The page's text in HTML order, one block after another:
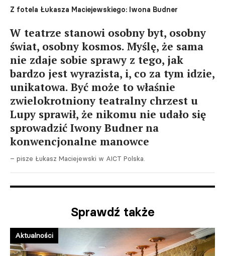
Z fotela Łukasza Maciejewskiego: Iwona Budner
W teatrze stanowi osobny byt, osobny
świat, osobny kosmos. Myślę, że sama
nie zdaje sobie sprawy z tego, jak
bardzo jest wyrazista, i, co za tym idzie,
unikatowa. Być może to właśnie
zwielokrotniony teatralny chrzest u
Lupy sprawił, że nikomu nie udało się
sprowadzić Iwony Budner na
konwencjonalne manowce
– pisze Łukasz Maciejewski w AICT Polska.
Sprawdź także
Aktualności